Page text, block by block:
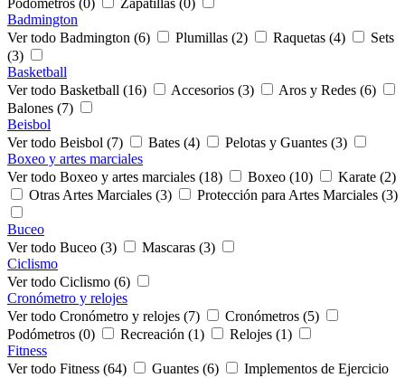
Podómetros (0)
Zapatillas (0)
Badmington
Ver todo Badmington (6)
Plumillas (2) Raquetas (4)
Sets
(3)
Basketball
Ver todo Basketball (16)
Accesorios (3)
Aros y Redes (6)
Balones (7)
Beisbol
Ver todo Beisbol (7)
Bates (4)
Pelotas y Guantes (3)
Boxeo y artes marciales
Ver todo Boxeo y artes marciales (18)
Boxeo (10)
Karate (2)
Otras Artes Marciales (3)
Protección para Artes Marciales (3)
Buceo
Ver todo Buceo (3)
Mascaras (3)
Ciclismo
Ver todo Ciclismo (6)
Cronómetro y relojes
Ver todo Cronómetro y relojes (7)
Cronómetros (5)
Podómetros (0)
Recreación (1)
Relojes (1)
Fitness
Ver todo Fitness (64)
Guantes (6)
Implementos de Ejercicio